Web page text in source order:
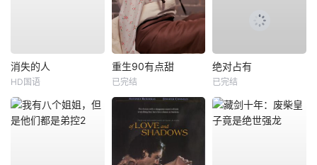
消失的人
HD国语
重生90有点甜
已完结
绝对占有
已完结